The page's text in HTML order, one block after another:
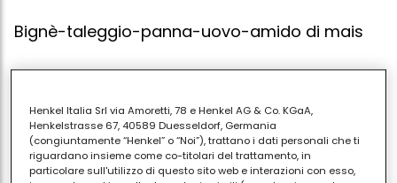
Bignè-taleggio-panna-uovo-amido di mais
In una pentola antiaderente mettere il taleggio
tagliato a pezzi, aggiungere 100 gr di panna da
cucina e il tuorlo di un uovo: sciogliere a fuoco lento.
per addensare la fonduta aggiungere rimestando,
Henkel Italia Srl via Amoretti, 78 e Henkel AG & Co. KGaA,
Henkelstrasse 67, 40589 Duesseldorf, Germania
(congiuntamente “Henkel” o “Noi”), trattano i dati personali che ti
riguardano insieme come co-titolari del trattamento, in
particolare sull'utilizzo di questo sito web e interazioni con esso,